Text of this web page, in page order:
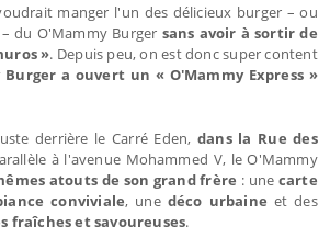
manger l'un des délicieux burger – ou
du O'Mammy Burger sans avoir à sortir de
». Depuis peu, on est donc super content
Burger a ouvert un « O'Mammy Express »
derrière le Carré Eden, dans la Rue des
à l'avenue Mohammed V, le O'Mammy
atouts de son grand frère : une carte
conviviale, une déco urbaine et des
fraîches et savoureuses.